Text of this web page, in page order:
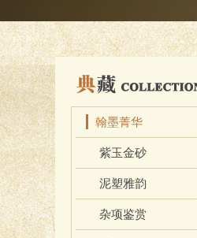
翰墨菁华
紫玉金砂
泥塑雅韵
杂项鉴赏